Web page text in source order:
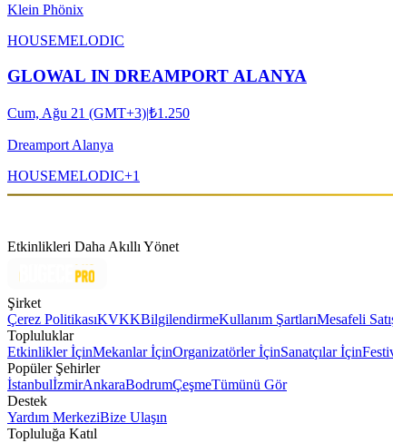
Klein Phönix
HOUSEMELODIC
GLOWAL IN DREAMPORT ALANYA
Cum, Ağu 21 (GMT+3)|₺1.250
Dreamport Alanya
HOUSEMELODIC+1
Etkinlikleri Daha Akıllı Yönet
Şirket
Çerez PolitikasıKVKKBilgilendirmeKullanım ŞartlarıMesafeli
Topluluklar
Etkinlikler İçinMekanlar İçinOrganizatörler İçinSanatçılar İçin
Popüler Şehirler
İstanbulİzmirAnkaraBodrumÇeşmeTümünü Gör
Destek
Yardım MerkeziBize Ulaşın
Topluluğa Katıl